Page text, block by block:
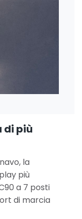
di più
la
più
a 7 posti
di marcia